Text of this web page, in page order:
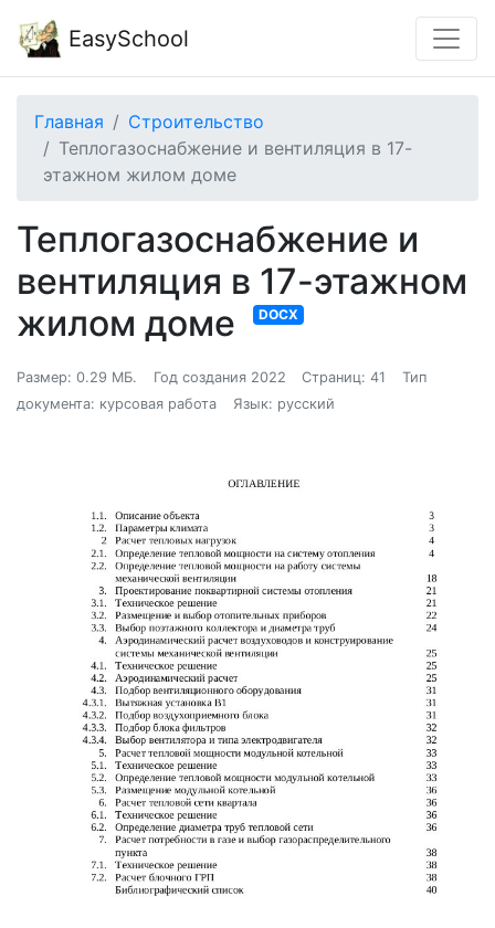
EasySchool
Главная
Строительство
Теплогазоснабжение и вентиляция в 17-
этажном жилом доме
Теплогазоснабжение и
вентиляция в 17-этажном
жилом доме
DOCX
Размер: 0.29 МБ. Год создания 2022 Страниц: 41
Тип
документа: курсовая работа
Язык: русский